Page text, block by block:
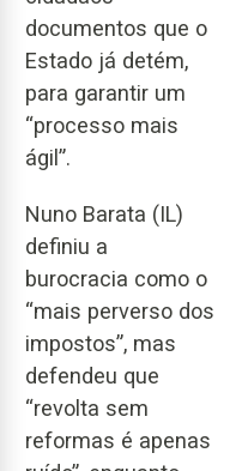
documentos que o
Estado já detém,
para garantir um
“processo mais
ágil”.
Nuno Barata (IL)
definiu a
burocracia como o
“mais perverso dos
impostos”, mas
defendeu que
“revolta sem
reformas é apenas